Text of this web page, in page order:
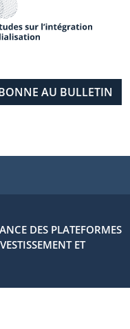
DES PLATEFORMES
ET